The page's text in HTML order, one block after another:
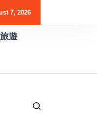
訊防護能力
7, 2026
遊